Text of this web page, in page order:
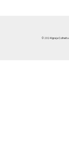
© 2024 Igreja Colheita